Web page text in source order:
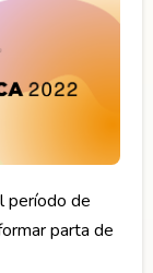
período de
parta de